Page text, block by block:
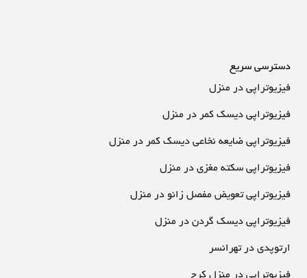
دسترسی سریع
فیزیوتراپی در منزل
فیزیوتراپی دیسک کمر در منزل
فیزیوتراپی ضایعه نخاعی دیسک کمر در منزل
فیزیوتراپی سکته مغزی در منزل
فیزیوتراپی تعویض مفصل زانو در منزل
فیزیوتراپی دیسک گردن در منزل
ارتوپدی در تهرانسر
فیزیوتراپی در منزل کرج